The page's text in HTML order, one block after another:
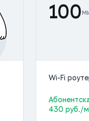
100
Wi-Fi
430 руб./